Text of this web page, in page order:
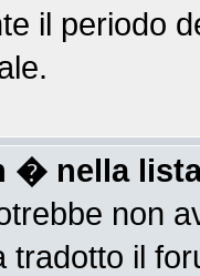
il periodo
� nella
non
tradotto il